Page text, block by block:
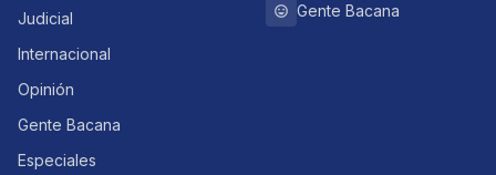
Judicial
Internacional
Opinión
Gente Bacana
Especiales
Gente Bacana